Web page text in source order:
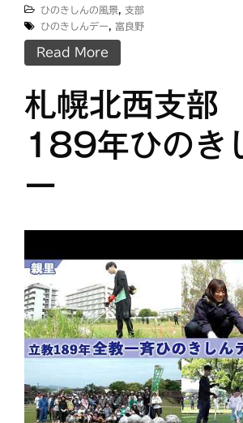
ひのきしんの風景
支部
ひのきしんデー
富良野
Read More
札幌北西支部
189年ひのき
ー